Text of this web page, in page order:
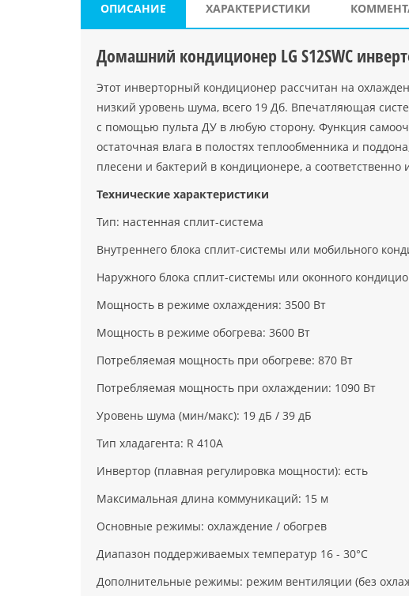
ОПИСАНИЕ ХАРАКТЕРИСТИКИ
Домашний кондиционер LG S12SWC
Этот инверторный кондиционер рассчитан на
низкий уровень шума, всего 19 Дб. Впечатляющая
с помощью пульта ДУ в любую сторону. Функция
остаточная влага в полостях теплообменника и
плесени и бактерий в кондиционере, а
Технические характеристики
Тип: настенная сплит-система
Внутреннего блока сплит-системы или мобильного
Наружного блока сплит-системы или оконного
Мощность в режиме охлаждения: 3500 Вт
Мощность в режиме обогрева: 3600 Вт
Потребляемая мощность при обогреве: 870 Вт
Потребляемая мощность при охлаждении: 1090 Вт
Уровень шума (мин/макс): 19 дБ / 39 дБ
Тип хладагента: R 410A
Инвертор (плавная регулировка мощности): есть
Максимальная длина коммуникаций: 15 м
Основные режимы: охлаждение / обогрев
Диапазон поддерживаемых температур 16 - 30°С
Дополнительные режимы: режим вентиляции (без